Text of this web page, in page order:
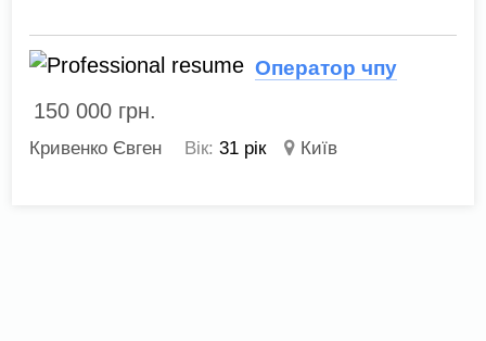
Оператор чпу
150 000 грн.
Кривенко Євген Вік: 31 рік Київ